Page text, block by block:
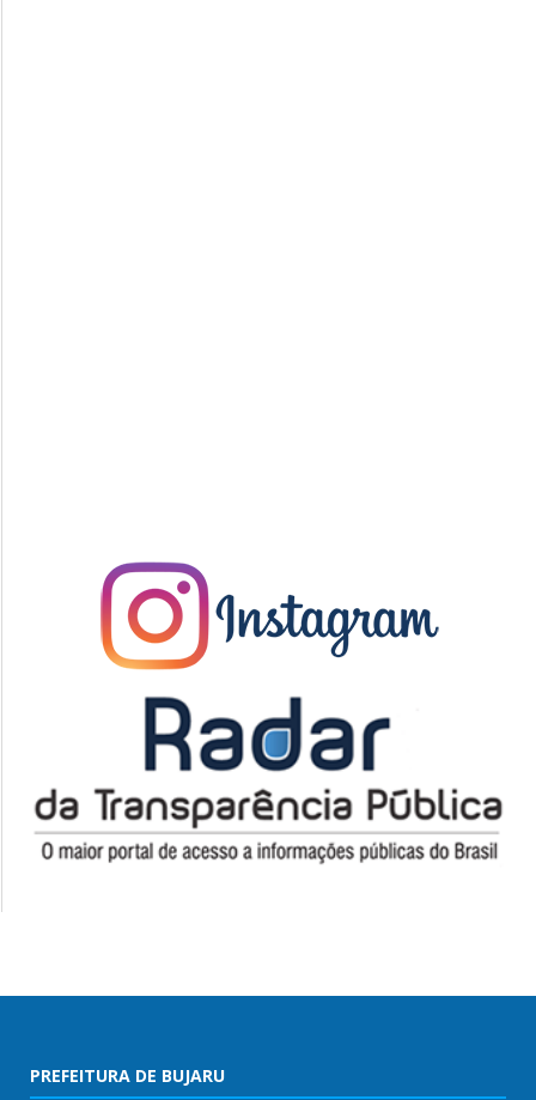
PREFEITURA DE BUJARU